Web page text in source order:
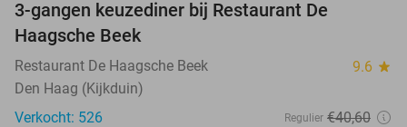
3-gangen keuzediner bij Restaurant De
Haagsche Beek
Restaurant De Haagsche Beek 9.6 star
Den Haag (Kijkduin)
Verkocht: 526
Regulier €40,60